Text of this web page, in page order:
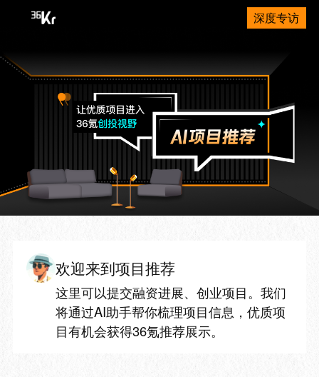
深度专访
欢迎来到项目推荐
这里可以提交融资进展、创业项目。我们
将通过AI助手帮你梳理项目信息，优质项
目有机会获得36氪推荐展示。